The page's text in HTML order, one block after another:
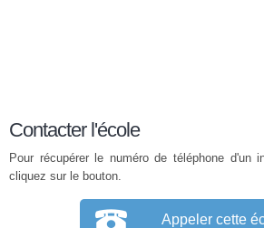
Contacter l'école
Pour récupérer le numéro de téléphone d'un
cliquez sur le bouton.
Appeler cette